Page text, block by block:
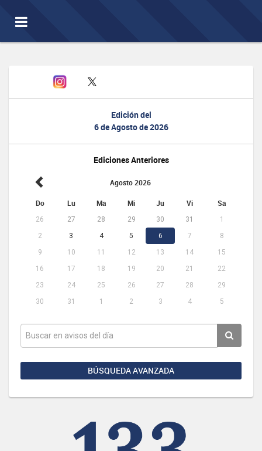
Toggle
navigation
Edición del
6 de Agosto de 2026
Ediciones Anteriores
Agosto 2026
Do Lu Ma Mi Ju Vi Sa
26 27 28 29 30 31
1
2
3 4 5 6 7
8
9
10 11 12 13 14
15
16
17 18 19 20 21
22
23
24 25 26 27 28
29
30
31 1 2 3 4 5
BÚSQUEDA AVANZADA